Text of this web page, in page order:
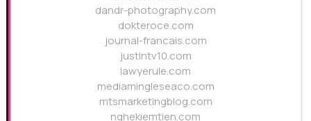
dandr-photography.com
dokteroce.com
journal-francais.com
justintv10.com
lawyerule.com
mediamingleseaco.com
mtsmarketingblog.com
nghekiemtien.com